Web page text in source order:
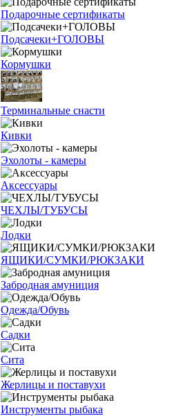
Подарочные сертификаты
Подсачеки+ГОЛОВЫ
Кормушки
Терминальные снасти
Кивки
Эхолоты - камеры
Аксессуары
ЧЕХЛЫ/ТУБУСЫ
Лодки
ЯЩИКИ/СУМКИ/РЮКЗАКИ
Забродная амуниция
Одежда/Обувь
Садки
Сита
Жерлицы и поставухи
Инструменты рыбака